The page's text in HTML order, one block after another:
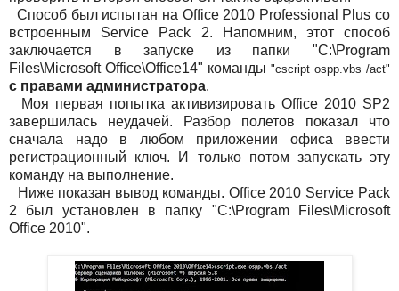
Способ был испытан на Office 2010 Professional Plus со
встроенным Service Pack 2. Напомним, этот способ
заключается в запуске из папки "C:\Program
Files\Microsoft Office\Office14" команды "cscript ospp.vbs /act"
с правами администратора.
Моя первая попытка активизировать Office 2010 SP2
завершилась неудачей. Разбор полетов показал что
сначала надо в любом приложении офиса ввести
регистрационный ключ. И только потом запускать эту
команду на выполнение.
Ниже показан вывод команды. Office 2010 Service Pack
2 был установлен в папку "C:\Program Files\Microsoft
Office 2010".